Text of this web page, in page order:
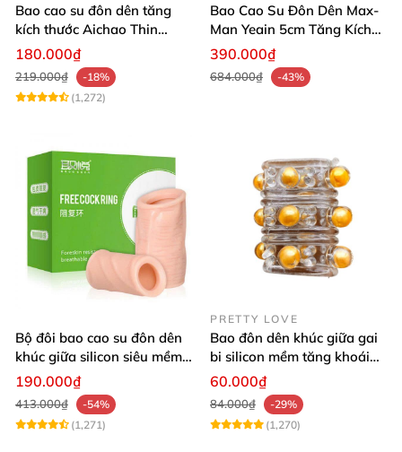
Bao cao su đôn dên tăng
kích thước Aichao Thin
Hồng - Che quy đầu
180.000₫
219.000₫
-18%
(1,272)
Bao Cao Su Đôn Dên Max-
Man Yeain 5cm Tăng Kích
Thước Gân Nổi Kích Thích
390.000₫
684.000₫ -43%
Bộ đôi bao cao su đôn dên
khúc giữa silicon siêu mềm
tăng kích thước dương vật
190.000₫
413.000₫
-54%
(1,271)
PRETTY LOVE
Bao đôn dên khúc giữa gai
bi silicon mềm tăng khoái
cảm khi quan hệ
60.000₫
84.000₫
-29%
(1,270)